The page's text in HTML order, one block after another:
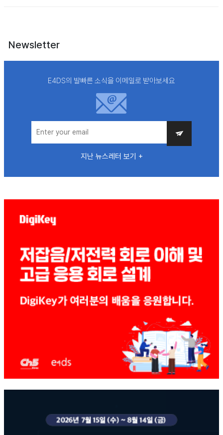
Newsletter
E4DS의 발빠른 소식을 이메일로 받아보세요
지난 뉴스레터 보기 +